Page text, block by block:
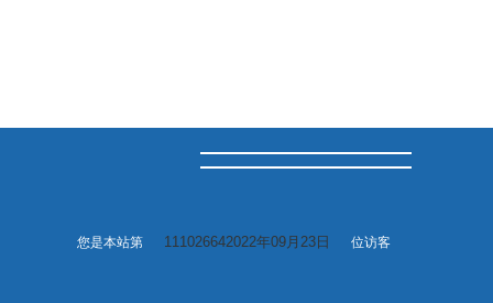
您是本站第 111026642022年09月23日 位访客